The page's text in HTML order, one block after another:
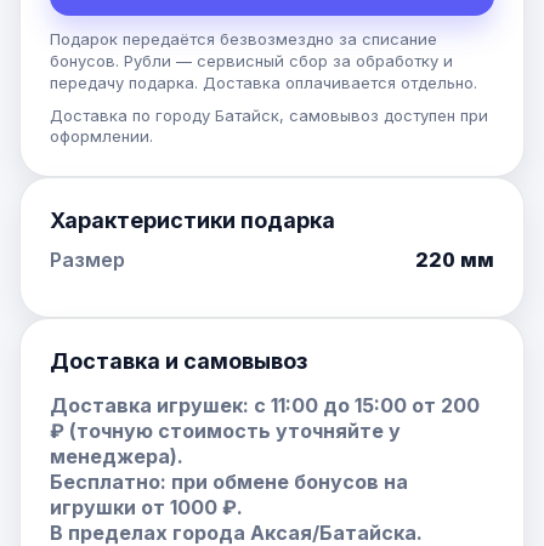
Подарок передаётся безвозмездно за списание
бонусов. Рубли — сервисный сбор за обработку и
передачу подарка. Доставка оплачивается отдельно.
Доставка по городу Батайск, самовывоз доступен при
оформлении.
Характеристики подарка
Размер 220 мм
Доставка и самовывоз
Доставка игрушек: с 11:00 до 15:00 от 200
₽ (точную стоимость уточняйте у
менеджера).
Бесплатно: при обмене бонусов на
игрушки от 1000 ₽.
В пределах города Аксая/Батайска.